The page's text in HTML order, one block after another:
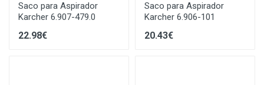
Saco para Aspirador
Karcher 6.907-479.0
22.98€
Saco para Aspirador
Karcher 6.906-101
20.43€